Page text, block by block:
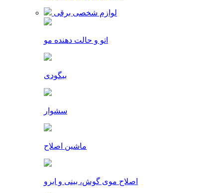
لوازم شخصی برقی
اتو و حالت دهنده مو
بیگودی
سشوار
ماشین اصلاح
اصلاح موی گوش، بینی و ابرو